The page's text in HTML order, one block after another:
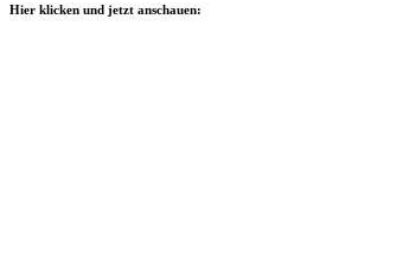
Hier klicken und jetzt anschauen: